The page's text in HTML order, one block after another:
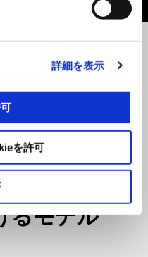
詳細を表示
を許可
ラー
MFD神戸）
るモデル